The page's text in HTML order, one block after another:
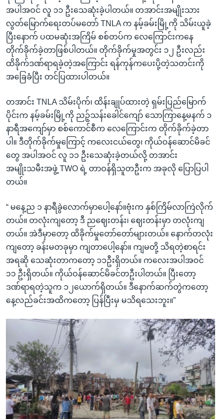
နေရာ
ကျော်
ရန်
အပါအဝင် လူ ၁၁ ဦးသေဆုံးခဲ့ပါတယ်။ တအာင်းအမျိုးသား
လွတ်မြောက်ရေးတပ်မတော် TNLA က နမ့်ခမ်းမြို့ကို သိမ်းယူခဲ့
ပြီးနောက် ပထမဆုံးအကြိမ် စစ်တပ်က လေကြောင်းကနေ
တိုက်ခိုက်ခဲ့တာဖြစ်ပါတယ်။ တိုက်ခိုက်မှုအတွင်း ၁၂ ဦးလည်း
ထိခိုက်ဒဏ်ရာရခဲ့တဲ့အကြောင်း ရန်ကုန်ကပေးပို့တဲ့သတင်းကို
အခြေခံပြီး တင်ပြထားပါတယ်။
တအာင်း TNLA သိမ်းပိုက်၊ ထိန်းချုပ်ထားတဲ့ ရှမ်းပြည်မြောက်
ပိုင်းက နမ့်ခမ်းမြို့ကို ညဉ့်သန်းခေါင်ကျော် သောကြာနေ့မနက် ၁
နာရီအကျော်မှာ စစ်ကောင်စီက လေကြောင်းက တိုက်ခိုက်ခဲ့တာ
ပါ။ ဒီတိုက်ခိုက်မှုကြောင့် ကလေးငယ်တွေ၊ ကိုယ်ဝန်ဆောင်မိခင်
တွေ အပါအဝင် လူ ၁၁ ဦးသေဆုံးခဲ့တယ်လို့ တအာင်း
အမျိုးသမီးအဖွဲ့ TWO ရဲ့ တာဝန်ရှိသူတဦးက အခုလို ပြောပြပါ
တယ်။
“ မနေ့ည ၁ နာရီခွဲလောက်မှာပေါ့နော်။ဗုံးက နှစ်ကြိမ်လာကြဲလိုက်
တယ်။ တလုံးကျတော့ ဒီ ညဈေးတန်း၊ ဈေးတန်းမှာ တလုံးကျ
တယ်။ အဲဒီမှာတော့ ထိခိုက်မှုတော်တော်များတယ်။ နောက်တလုံး
ကျတော့ ခန်းမတခုမှာ ကျတာပေါ့နော်။ ကျမတို့ သိရတဲ့စာရင်း
အရဆို သေဆုံးတာကတော့ ၁၁ဦးရှိတယ်။ ကလေးအပါအဝင်
၁၁ ဦးရှိတယ်။ ကိုယ်ဝန်ဆောင်မိခင်တဦးပါတယ်။ ပြီးတော့
ဒဏ်ရာရတဲ့သူက ၁၂ယောက်ရှိတယ်။ ဒီနောက်ဆက်တွဲကတော့
နေ့လည်ခင်းအထိကတော့ ပြန်ပြီးမှ မသိရသေးဘူး။”